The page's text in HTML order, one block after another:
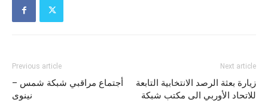
Previous article
أجتماع مراقبي شبكة شمس –
نينوى
Next article
زيارة بعثة الرصد الانتخابية التابعة
للاتحاد الأوربي الى مكتب شبكة